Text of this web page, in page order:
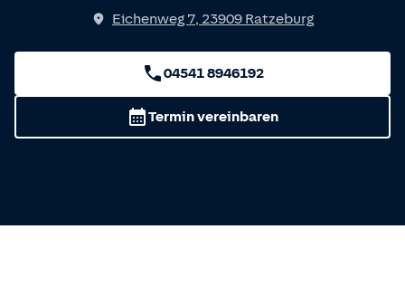
Eichenweg 7, 23909 Ratzeburg
04541 8946192
Termin vereinbaren